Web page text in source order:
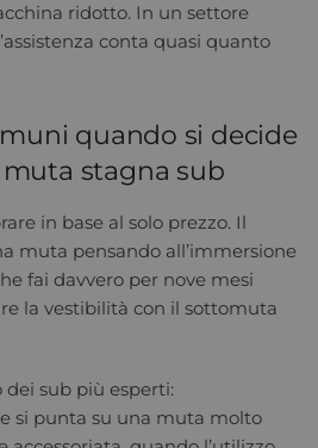
ridotto. In un settore
conta quasi quanto
quando si decide
stagna sub
in base al solo prezzo. Il
muta pensando all’immersione
fai davvero per nove mesi
la vestibilità con il sottomuta
dei sub più esperti:
si punta su una muta molto